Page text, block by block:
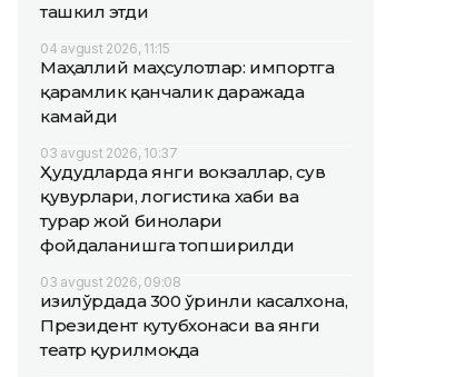
ташкил этди
04 avgust 2026, 11:15
Маҳаллий маҳсулотлар: импортга
қарамлик қанчалик даражада
камайди
03 avgust 2026, 10:37
Ҳудудларда янги вокзаллар, сув
қувурлари, логистика хаби ва
турар жой бинолари
фойдаланишга топширилди
03 avgust 2026, 09:08
Қизилўрдада 300 ўринли касалхона,
Президент кутубхонаси ва янги
театр қурилмоқда